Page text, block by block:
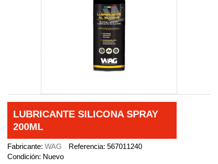
LUBRICANTE SILICONA SPRAY
200ML
Fabricante: WAG Referencia: 567011240
Condición: Nuevo